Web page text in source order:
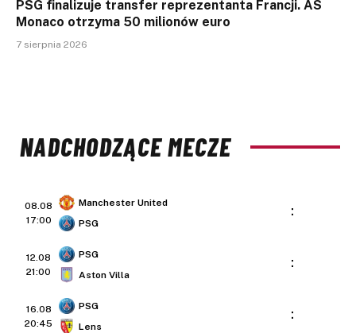
PSG finalizuje transfer reprezentanta Francji. AS
Monaco otrzyma 50 milionów euro
7 sierpnia 2026
NADCHODZĄCE MECZE
08.08
17:00
Manchester United
PSG
:
12.08
21:00
PSG
Aston Villa
:
16.08
20:45
PSG
Lens
: